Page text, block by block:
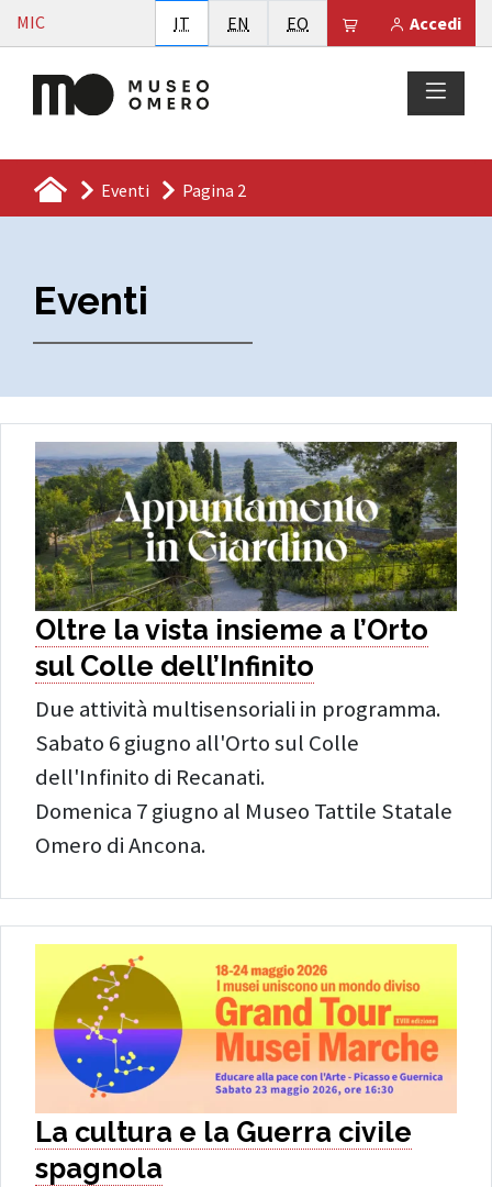
Vai al contenuto
MIC Accedi
Il tuo carrello è
IT Italiano
EN English
EO Esperanto
Eventi Pagina 2
Eventi
Oltre la vista insieme a l’Orto
sul Colle dell’Infinito
Due attività multisensoriali in programma.
Sabato 6 giugno all'Orto sul Colle
dell'Infinito di Recanati.
Domenica 7 giugno al Museo Tattile Statale
Omero di Ancona.
La cultura e la Guerra civile
spagnola